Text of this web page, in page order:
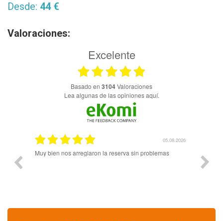
Desde: 44 €
Valoraciones:
Excelente
basado en 3104Valoraciones
Lea algunas de las opiniones aquí.
05.08.2026
Muy bien nos arreglaron la reserva sin problemas
reserva